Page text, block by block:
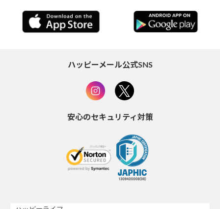
ハッピーメール公式SNS
安心のセキュリティ対策